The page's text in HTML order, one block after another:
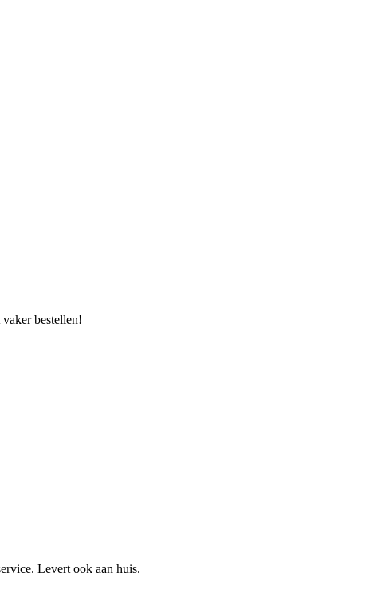
bestellen!
Levert ook aan huis.